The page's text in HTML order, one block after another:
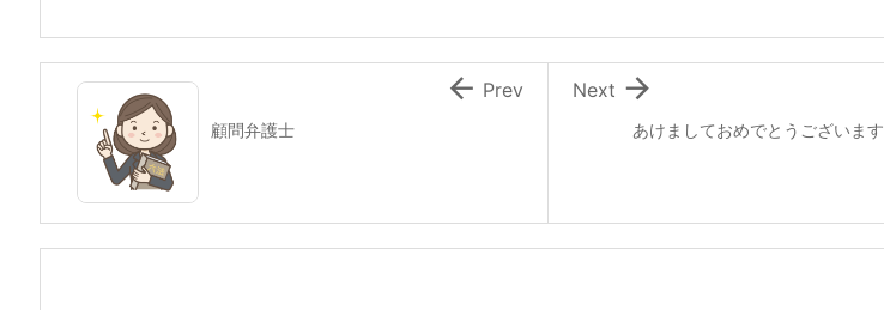
あけましておめでとうございます

Next
顧問弁護士
 Prev